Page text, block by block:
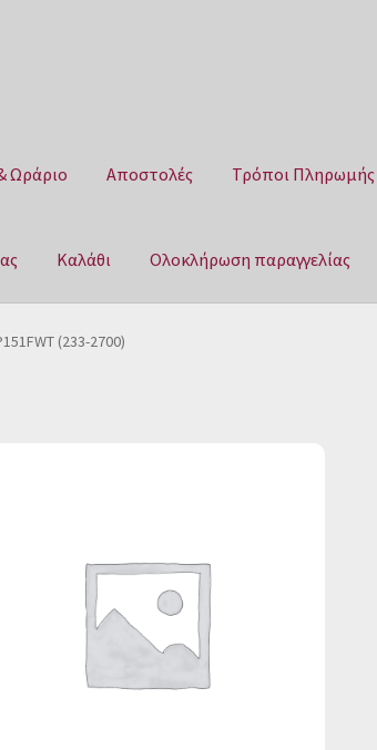
Ωράριο Αποστολές Τρόποι Πληρωμής
Καλάθι Ολοκλήρωση παραγγελίας
Αποστολές Τρόποι Πληρωμής
(233-2700)